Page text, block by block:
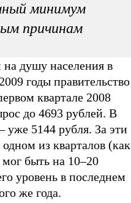
минимум
причинам
душу населения в
годы правительство
квартале 2008
до 4693 рублей. В
уже 5144 рубля. За эти
из кварталов (как
быть на 10–20
уровень в последнем
же года.